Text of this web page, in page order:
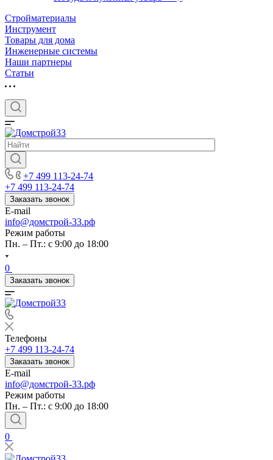
Стройматериалы
Инструмент
Товары для дома
Инженерные системы
Наши партнеры
Статьи
+7 499 113-24-74
+7 499 113-24-74
Заказать звонок
E-mail
info@домстрой-33.рф
Режим работы
Пн. – Пт.: с 9:00 до 18:00
0
Заказать звонок
Телефоны
+7 499 113-24-74
Заказать звонок
E-mail
info@домстрой-33.рф
Режим работы
Пн. – Пт.: с 9:00 до 18:00
0